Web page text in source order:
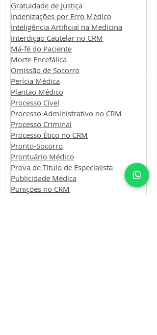
Gratuidade de Justiça
Indenizações por Erro Médico
Inteligência Artificial na Medicina
Interdição Cautelar no CRM
Má-fé do Paciente
Morte Encefálica
Omissão de Socorro
Perícia Médica
Plantão Médico
Processo Cível
Processo Administrativo no CRM
Processo Criminal
Processo Ético no CRM
Pronto-Socorro
Prontuário Médico
Prova de Título de Especialista
Publicidade Médica
Punições no CRM